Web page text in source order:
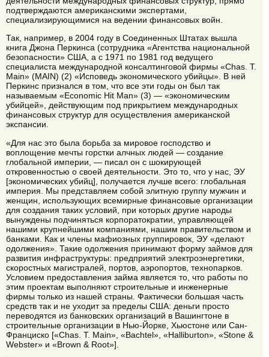
подтверждаются американскими экспертами,
специализирующимися на ведении финансовых войн.
Так, например, в 2004 году в Соединенных Штатах вышла
книга Джона Перкинса (сотрудника «Агентства национальной
безопасности» США, а с 1971 по 1981 год ведущего
специалиста международной консалтинговой фирмы «Chas. T.
Main» (MAIN) (2) «Исповедь экономического убийцы». В ней
Перкинс признался в том, что все эти годы он был так
называемым «Economic Hit Man» (3) — «экономическим
убийцей», действующим под прикрытием международных
финансовых структур для осуществления американской
экспансии.
«Для нас это была борьба за мировое господство и
воплощение мечты горстки алчных людей — создание
глобальной империи, — писал он с шокирующей
откровенностью о своей деятельности. Это то, что у нас, ЭУ
[экономических убийц], получается лучше всего: глобальная
империя. Мы представляем собой элитную группу мужчин и
женщин, использующих всемирные финансовые организации
для создания таких условий, при которых другие народы
вынуждены подчиняться корпоратократии, управляющей
нашими крупнейшими компаниями, нашим правительством и
банками. Как и члены мафиозных группировок, ЭУ «делают
одолжения». Такие одолжения принимают форму займов для
развития инфраструктуры: предприятий электроэнергетики,
скоростных магистралей, портов, аэропортов, технопарков.
Условием предоставления займа является то, что работы по
этим проектам выполняют строительные и инженерные
фирмы только из нашей страны. Фактически большая часть
средств так и не уходит за пределы США: деньги просто
переводятся из банковских организаций в Вашингтоне в
строительные организации в Нью-Йорке, Хьюстоне или Сан-
Франциско [«Chas. T. Main», «Bachtel», «Halliburton», «Stone &
Webster» и «Brown & Root»].